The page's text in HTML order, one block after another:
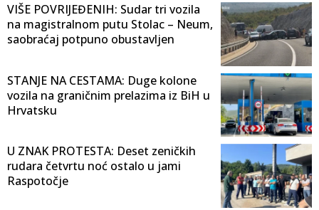
VIŠE POVRIJEĐENIH: Sudar tri vozila
na magistralnom putu Stolac – Neum,
saobraćaj potpuno obustavljen
STANJE NA CESTAMA: Duge kolone
vozila na graničnim prelazima iz BiH u
Hrvatsku
U ZNAK PROTESTA: Deset zeničkih
rudara četvrtu noć ostalo u jami
Raspotočje